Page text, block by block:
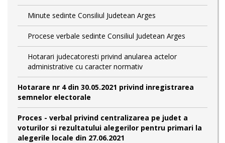
Minute sedinte Consiliul Judetean Arges
Procese verbale sedinte Consiliul Judetean Arges
Hotarari judecatoresti privind anularea actelor
administrative cu caracter normativ
Hotarare nr 4 din 30.05.2021 privind inregistrarea
semnelor electorale
Proces - verbal privind centralizarea pe judet a
voturilor si rezultatului alegerilor pentru primari la
alegerile locale din 27.06.2021